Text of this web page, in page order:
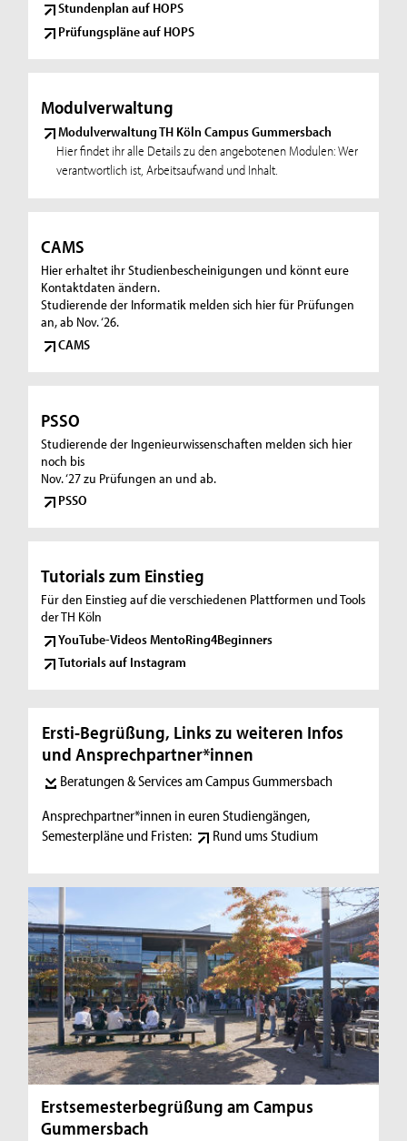
Stundenplan auf HOPS
Prüfungspläne auf HOPS
Modulverwaltung
Modulverwaltung TH Köln Campus Gummersbach
Hier findet ihr alle Details zu den angebotenen Modulen: Wer
verantwortlich ist, Arbeitsaufwand und Inhalt.
CAMS
Hier erhaltet ihr Studienbescheinigungen und könnt eure
Kontaktdaten ändern.
Studierende der Informatik melden sich hier für Prüfungen
an, ab Nov. ‘26.
CAMS
PSSO
Studierende der Ingenieurwissenschaften melden sich hier
noch bis
Nov. ‘27 zu Prüfungen an und ab.
PSSO
Tutorials zum Einstieg
Für den Einstieg auf die verschiedenen Plattformen und Tools
der TH Köln
YouTube-Videos MentoRing4Beginners
Tutorials auf Instagram
Ersti-Begrüßung, Links zu weiteren Infos
und Ansprechpartner*innen
Beratungen & Services am Campus Gummersbach
Ansprechpartner*innen in euren Studiengängen,
Semesterpläne und Fristen:
Rund ums Studium
Erstsemesterbegrüßung am Campus
Gummersbach